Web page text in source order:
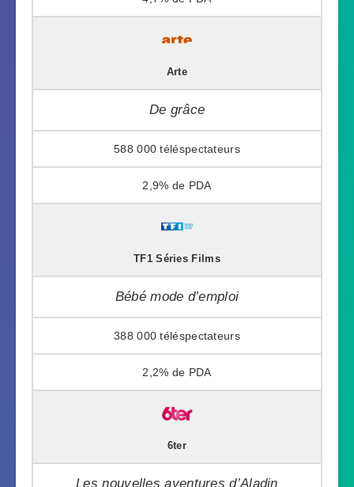
Arte
De grâce
588 000
2,9%
TF1 Séries Films
Bébé mode d’emploi
388 000
2,2%
6ter
Les nouvelles aventures d’Aladin